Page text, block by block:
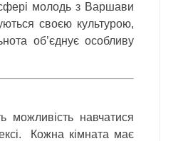
молодь з Варшави
своєю культурою,
об’єднує особливу
можливість навчатися
Кожна кімната має